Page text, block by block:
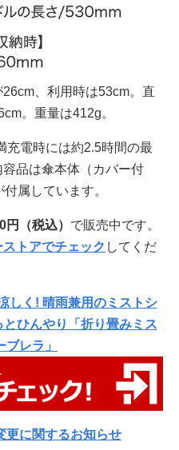
、利用時は53cm。直
。重量は412g。
電時には約2.5時間の最
品は傘本体（カバー付
属しています。
円 （税込） で販売中です。
ストアでチェック してくだ
しく! 晴雨兼用のミストシ
ひんやり「折り畳みミス
ブレラ」
更に関するお知らせ